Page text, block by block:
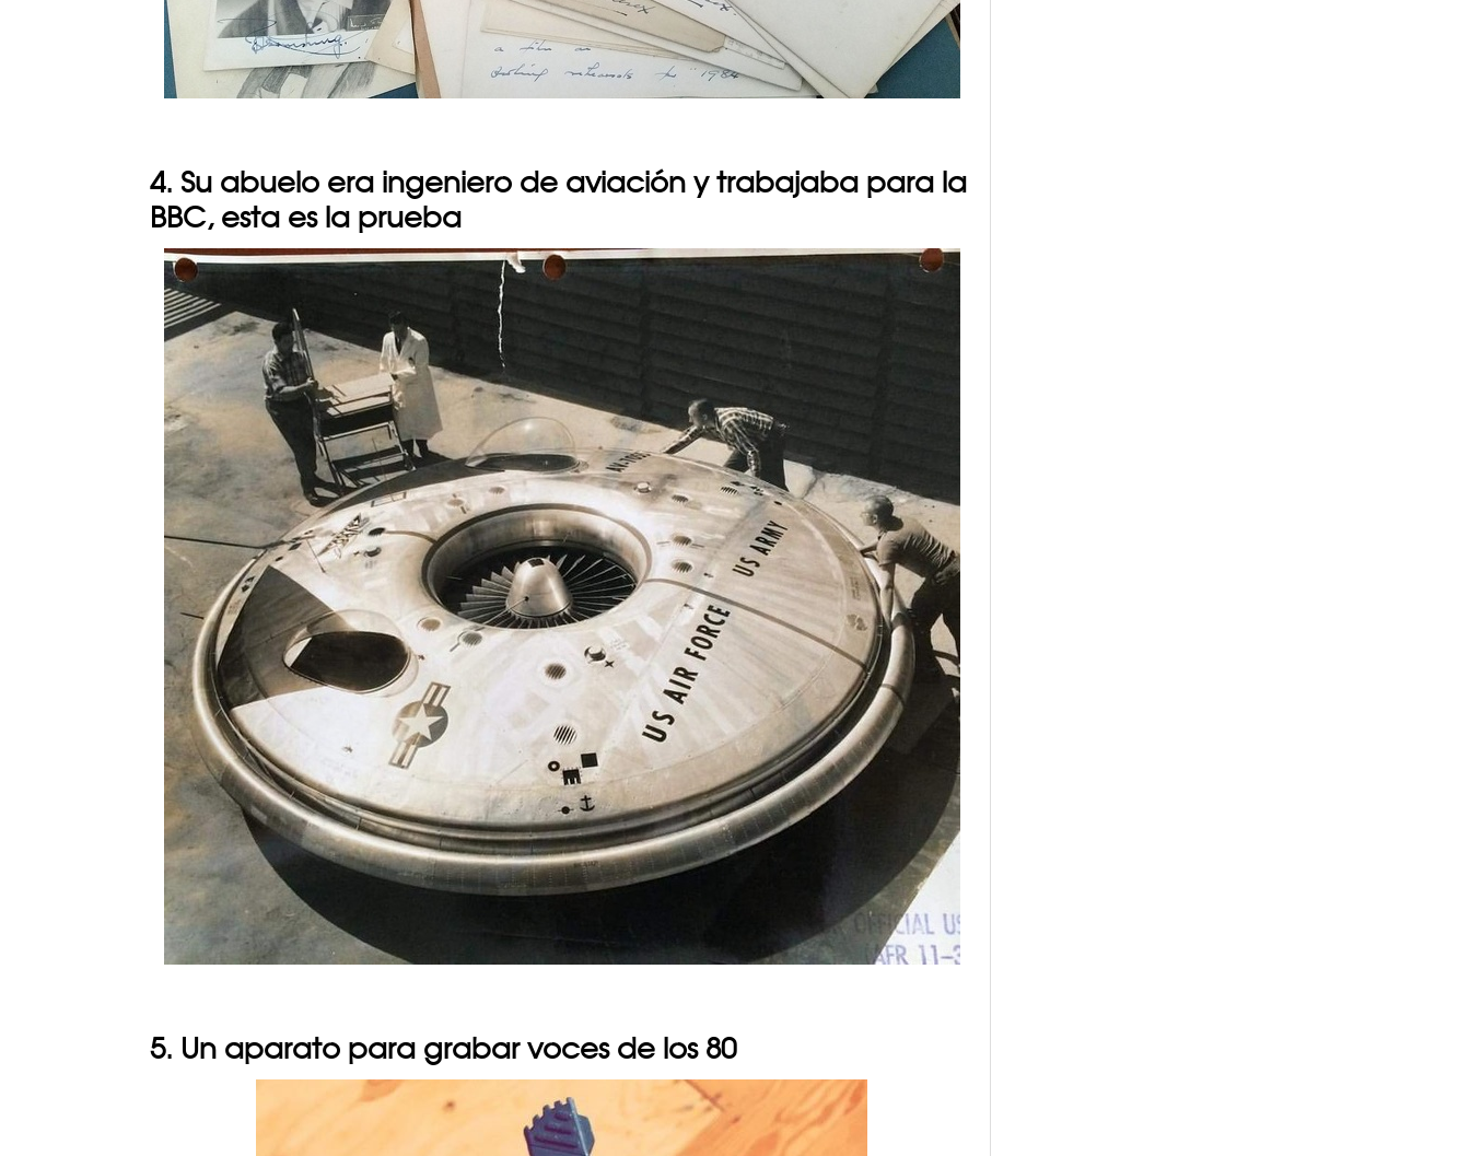
4. Su abuelo era ingeniero de aviación y trabajaba para la
BBC, esta es la prueba
5. Un aparato para grabar voces de los 80